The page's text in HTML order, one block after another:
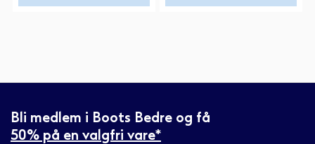
Bli medlem i Boots Bedre og få
50% på en valgfri vare*